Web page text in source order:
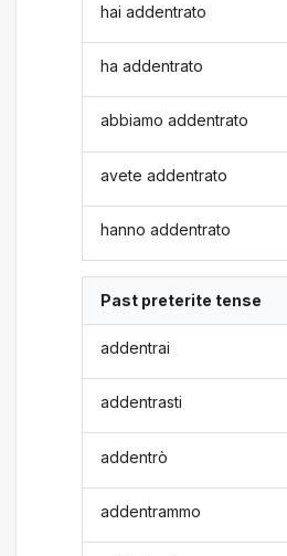
hai addentrato
ha addentrato
abbiamo addentrato
avete addentrato
hanno addentrato
Past preterite tense
addentrai
addentrasti
addentrò
addentrammo